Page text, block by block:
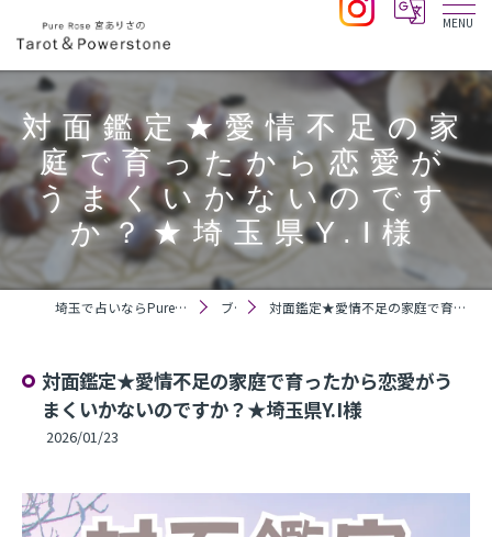
対面鑑定★愛情不足の家
庭で育ったから恋愛が
うまくいかないのです
か？★埼玉県Y.I様
埼玉で占いならPure Rose 宮ありさのTarot＆Powerstone ブログ 対面鑑定★愛情不足の家庭で育ったから恋愛がうまくいかないのですか？★埼玉県Y.I様
対面鑑定★愛情不足の家庭で育ったから恋愛がう
まくいかないのですか？★埼玉県Y.I様
2026/01/23